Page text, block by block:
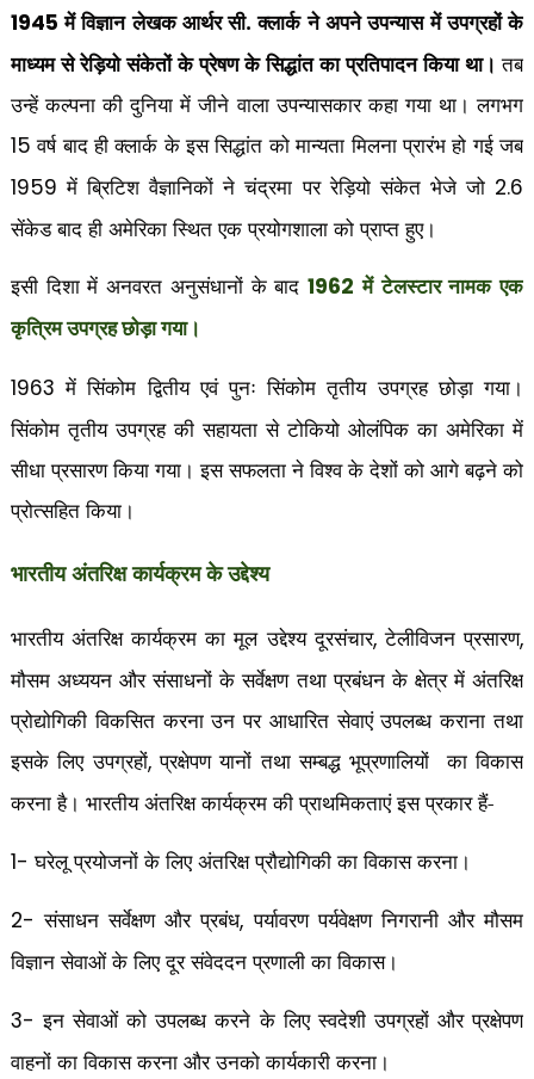
1945 में विज्ञान लेखक आर्थर सी. क्लार्क ने अपने उपन्यास में उपग्रहों के
माध्यम से रेड़ियो संकेतों के प्रेषण के सिद्धांत का प्रतिपादन किया था।तब
उन्हें कल्पना की दुनिया में जीने वाला उपन्यासकार कहा गया था। लगभग
15 वर्ष बाद ही क्लार्क के इस सिद्धांत को मान्यता मिलना प्रारंभ हो गई जब
1959 में ब्रिटिश वैज्ञानिकों ने चंद्रमा पर रेड़ियो संकेत भेजे जो 2.6
सेंकेड बाद ही अमेरिका स्थित एक प्रयोगशाला को प्राप्त हुए।
इसी दिशा में अनवरत अनुसंधानों के बाद1962 में टेलस्टार नामक एक
कृत्रिम उपग्रह छोड़ा गया।
1963 में सिंकोम द्वितीय एवं पुनः सिंकोम तृतीय उपग्रह छोड़ा गया।
सिंकोम तृतीय उपग्रह की सहायता से टोकियो ओलंपिक का अमेरिका में
सीधा प्रसारण किया गया। इस सफलता ने विश्व के देशों को आगे बढ़ने को
प्रोत्सहित किया।
भारतीय अंतरिक्ष कार्यक्रम के उद्देश्य
भारतीय अंतरिक्ष कार्यक्रम का मूल उद्देश्य दूरसंचार,टेलीविजन प्रसारण,
मौसम अध्ययन और संसाधनों के सर्वेक्षण तथा प्रबंधन के क्षेत्र में अंतरिक्ष
प्रोद्योगिकी विकसित करना उन पर आधारित सेवाएं उपलब्ध कराना तथा
इसके लिए उपग्रहों,प्रक्षेपण यानों तथा सम्बद्ध भूप्रणालियों
का विकास
करना है। भारतीय अंतरिक्ष कार्यक्रम की प्राथमिकताएं इस प्रकार हैं-
1-घरेलू प्रयोजनों के लिए अंतरिक्ष प्रौद्योगिकी का विकास करना।
2-संसाधन सर्वेक्षण और प्रबंध,पर्यावरण पर्यवेक्षण निगरानी और मौसम
विज्ञान सेवाओं के लिए दूर संवेददन प्रणाली का विकास।
3-इन सेवाओं को उपलब्ध करने के लिए स्वदेशी उपग्रहों और प्रक्षेपण
वाहनों का विकास करना और उनको कार्यकारी करना।